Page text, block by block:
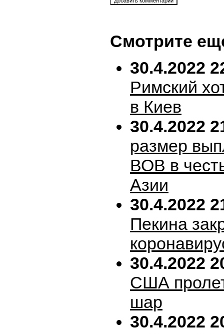
Смотрите
30.4.2022
Римский
в Киев
30.4.2022
размер
ВОВ в
Азии
30.4.2022
Пекина
30.4.2022
США
шар
30.4.2022